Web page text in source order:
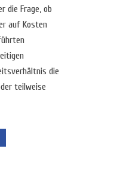
die Frage, ob
auf Kosten
die
teilweise